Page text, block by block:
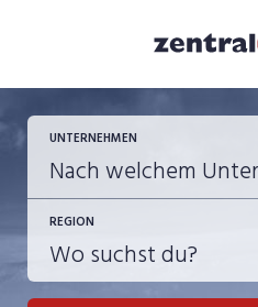
UNTERNEHMEN
REGION